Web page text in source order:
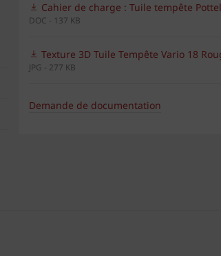
Cahier de charge : Tuile tempête
DOC - 137 KB
Texture 3D Tuile Tempête Vario 18
JPG - 277 KB
Demande de documentation